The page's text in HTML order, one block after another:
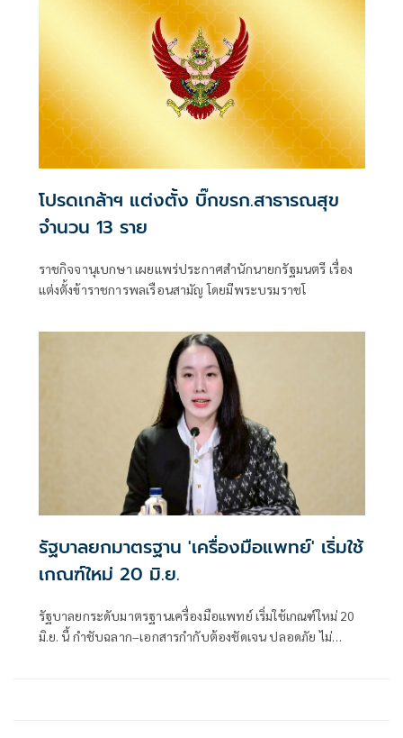
โปรดเกล้าฯ แต่งตั้ง บิ๊กขรก.สาธารณสุข
จำนวน 13 ราย
ราชกิจจานุเบกษา เผยแพร่ประกาศสำนักนายกรัฐมนตรี เรื่อง
แต่งตั้งข้าราชการพลเรือนสามัญ โดยมีพระบรมราชโ
รัฐบาลยกมาตรฐาน 'เครื่องมือแพทย์' เริ่มใช้
เกณฑ์ใหม่ 20 มิ.ย.
รัฐบาลยกระดับมาตรฐานเครื่องมือแพทย์ เริ่มใช้เกณฑ์ใหม่ 20
มิ.ย. นี้ กำชับฉลาก–เอกสารกำกับต้องชัดเจน ปลอดภัย ไม่